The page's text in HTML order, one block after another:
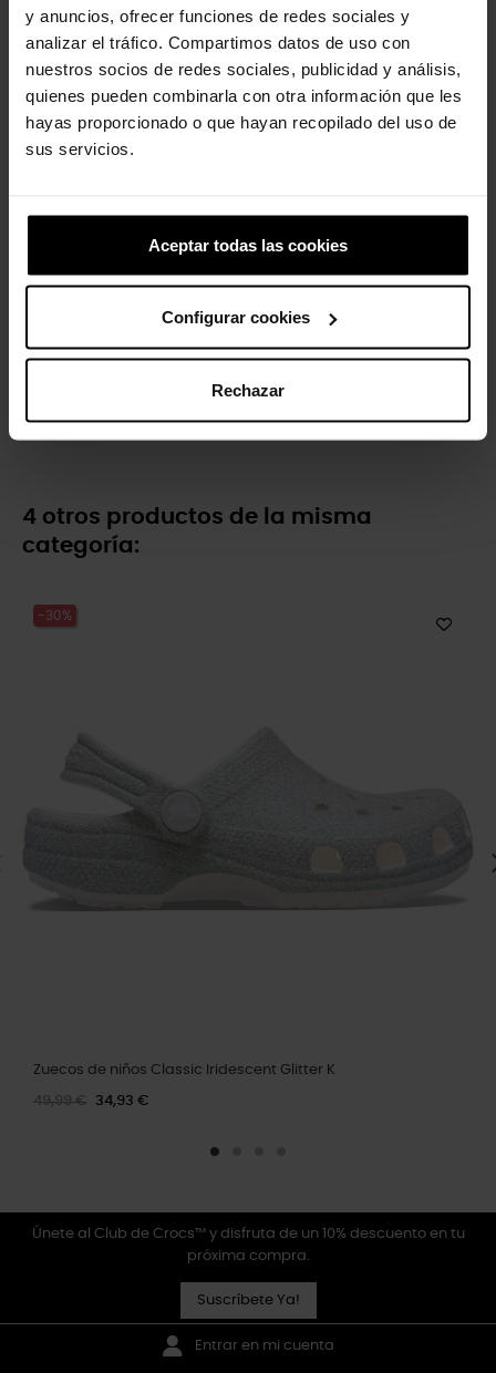
y anuncios, ofrecer funciones de redes sociales y
analizar el tráfico. Compartimos datos de uso con
nuestros socios de redes sociales, publicidad y análisis,
quienes pueden combinarla con otra información que les
hayas proporcionado o que hayan recopilado del uso de
sus servicios.
Aceptar todas las cookies
Configurar cookies
Rechazar
39,90 € 31,92 € 16,99 € 13,59 €
49,90 € 39,92 €
4 otros productos de la misma
categoría:
-30%
Zuecos de niños Classic Iridescent Glitter K
49,99 € 34,93 €
Únete al Club de Crocs™ y disfruta de un 10% descuento en tu
próxima compra.
Suscríbete Ya!
Entrar en mi cuenta